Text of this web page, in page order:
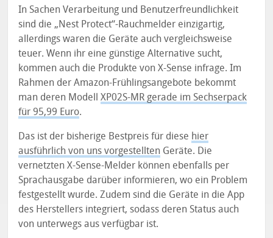
In Sachen Verarbeitung und Benutzerfreundlichkeit
sind die „Nest Protect“-Rauchmelder einzigartig,
allerdings waren die Geräte auch vergleichsweise
teuer. Wenn ihr eine günstige Alternative sucht,
kommen auch die Produkte von X-Sense infrage. Im
Rahmen der Amazon-Frühlingsangebote bekommt
man deren ModellXP02S-MR gerade im Sechserpack
für 95,99 Euro.
Das ist der bisherige Bestpreis für diese hier
ausführlich von uns vorgestellten Geräte. Die
vernetzten X-Sense-Melder können ebenfalls per
Sprachausgabe darüber informieren, wo ein Problem
festgestellt wurde. Zudem sind die Geräte in die App
des Herstellers integriert, sodass deren Status auch
von unterwegs aus verfügbar ist.